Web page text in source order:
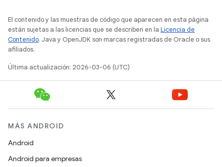
El contenido y las muestras de código que aparecen en esta página
están sujetas a las licencias que se describen en la Licencia de
Contenido. Java y OpenJDK son marcas registradas de Oracle o sus
afiliados.
Última actualización: 2026-03-06 (UTC)
MÁS ANDROID
Android
Android para empresas